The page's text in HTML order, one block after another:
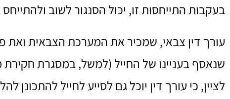
בעקבות התייחסות זו, יכול הסנגור לשוב
עורך דין צבאי, שמכיר את המערכת הצבאית ואת
שנאסף בעניינו של החייל (למשל, במסגרת
לציין, כי עורך דין יוכל גם לסייע לחייל